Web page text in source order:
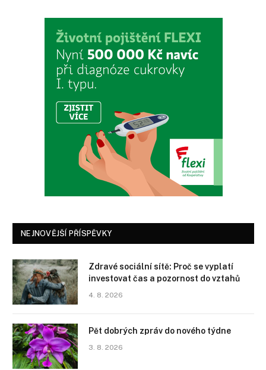
NEJNOVĚJŠÍ PŘÍSPĚVKY
Zdravé sociální sítě: Proč se vyplatí
investovat čas a pozornost do vztahů
4. 8. 2026
Pět dobrých zpráv do nového týdne
3. 8. 2026